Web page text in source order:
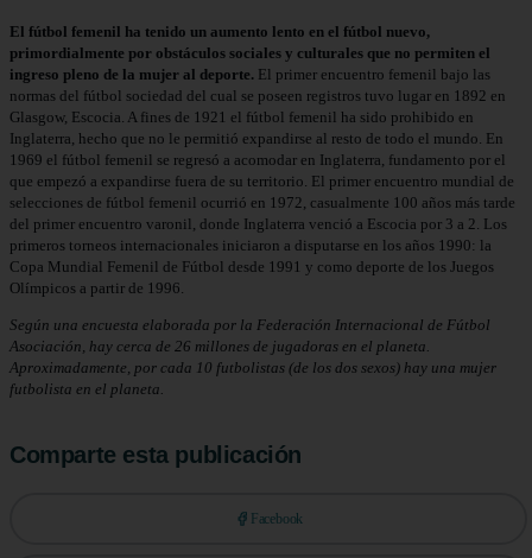
El fútbol femenil ha tenido un aumento lento en el fútbol nuevo,
primordialmente por obstáculos sociales y culturales que no permiten el
ingreso pleno de la mujer al deporte. ​ El primer encuentro femenil bajo las
normas del fútbol sociedad del cual se poseen registros tuvo lugar en 1892 en
Glasgow, Escocia.​ A fines de 1921 el fútbol femenil ha sido prohibido en
Inglaterra, hecho que no le permitió expandirse al resto de todo el mundo. En
1969 el fútbol femenil se regresó a acomodar en Inglaterra, fundamento por el
que empezó a expandirse fuera de su territorio. El primer encuentro mundial de
selecciones de fútbol femenil ocurrió en 1972, casualmente 100 años más tarde
del primer encuentro varonil, donde Inglaterra venció a Escocia por 3 a 2.​ Los
primeros torneos internacionales iniciaron a disputarse en los años 1990: la
Copa Mundial Femenil de Fútbol desde 1991 y como deporte de los Juegos
Olímpicos a partir de 1996.
Según una encuesta elaborada por la Federación Internacional de Fútbol
Asociación, hay cerca de 26 millones de jugadoras en el planeta.
Aproximadamente, por cada 10 futbolistas (de los dos sexos) hay una mujer
futbolista en el planeta.​
Comparte esta publicación
Facebook